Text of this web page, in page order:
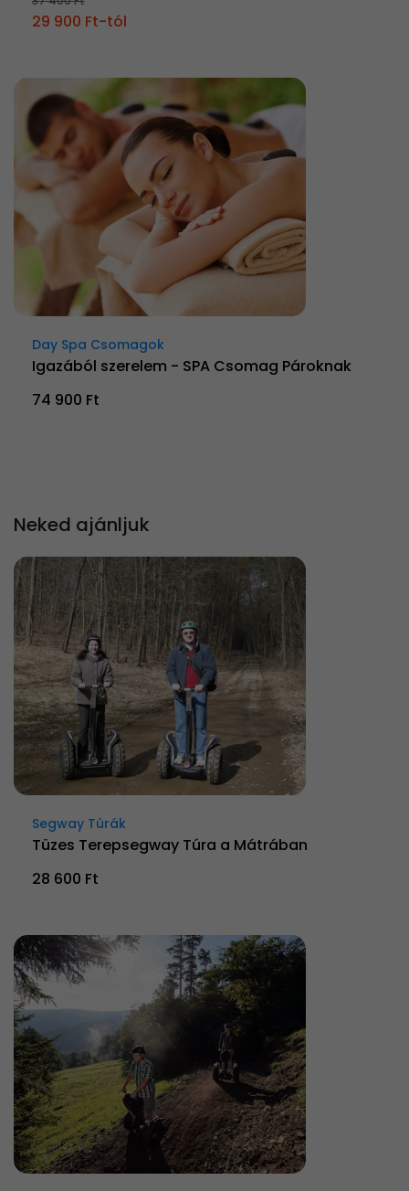
29 900 Ft-tól
Day Spa Csomagok
Igazából szerelem - SPA Csomag Pároknak
74 900 Ft
Neked ajánljuk
Segway Túrák
Tüzes Terepsegway Túra a Mátrában
28 600 Ft